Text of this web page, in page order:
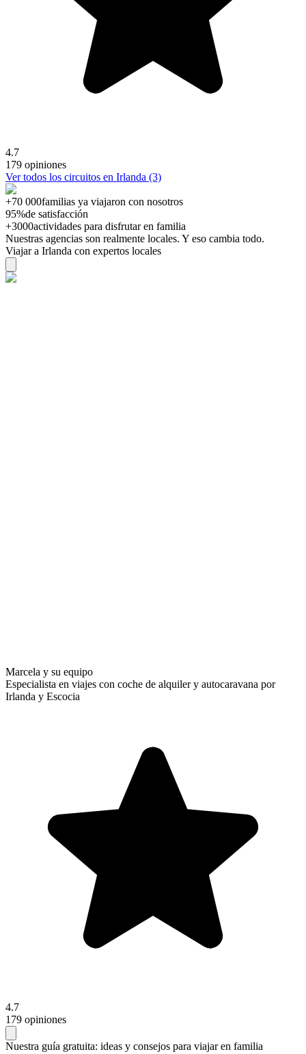
4.7
179 opiniones
Ver todos los circuitos en Irlanda (3)
+70 000familias ya viajaron con nosotros
95%de satisfacción
+3000actividades para disfrutar en familia
Nuestras agencias son realmente locales. Y eso cambia todo.
Viajar a Irlanda con expertos locales
Marcela y su equipo
Especialista en viajes con coche de alquiler y autocaravana por
Irlanda y Escocia
4.7
179 opiniones
Nuestra guía gratuita: ideas y consejos para viajar en familia